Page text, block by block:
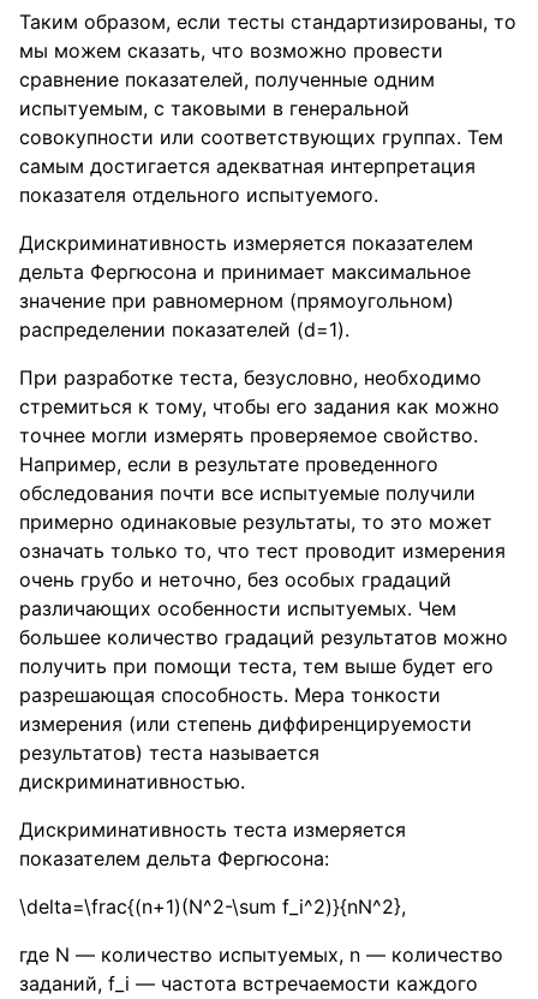
Таким образом, если тесты стандартизированы, то
мы можем сказать, что возможно провести
сравнение показателей, полученные одним
испытуемым, с таковыми в генеральной
совокупности или соответствующих группах. Тем
самым достигается адекватная интерпретация
показателя отдельного испытуемого.
Дискриминативность измеряется показателем
дельта Фергюсона и принимает максимальное
значение при равномерном (прямоугольном)
распределении показателей (d=1).
При разработке теста, безусловно, необходимо
стремиться к тому, чтобы его задания как можно
точнее могли измерять проверяемое свойство.
Например, если в результате проведенного
обследования почти все испытуемые получили
примерно одинаковые результаты, то это может
означать только то, что тест проводит измерения
очень грубо и неточно, без особых градаций
различающих особенности испытуемых. Чем
большее количество градаций результатов можно
получить при помощи теста, тем выше будет его
разрешающая способность. Мера тонкости
измерения (или степень диффиренцируемости
результатов) теста называется
дискриминативностью.
Дискриминативность теста измеряется
показателем дельта Фергюсона:
\delta=\frac{(n+1)(N^2-\sum f_i^2)}{nN^2},
где N — количество испытуемых, n — количество
заданий, f_i — частота встречаемости каждого